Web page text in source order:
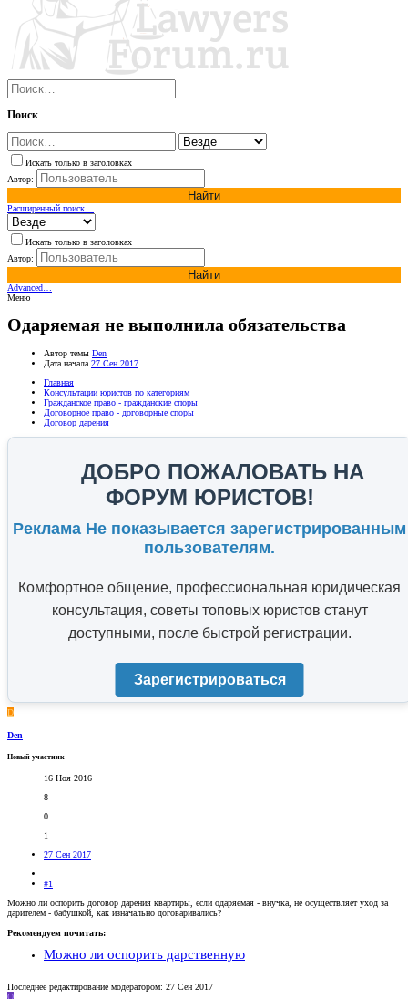
Поиск
Искать только в заголовках
Автор:
Найти
Расширенный поиск…
Искать только в заголовках
Автор:
Найти
Advanced…
Меню
Одаряемая не выполнила обязательства
Автор темы Den
Дата начала 27 Сен 2017
Главная
Консультации юристов по категориям
Гражданское право - гражданские споры
Договорное право - договорные споры
Договор дарения
ДОБРО ПОЖАЛОВАТЬ НА
ФОРУМ ЮРИСТОВ!
Реклама Не показывается зарегистрированным
пользователям.
Комфортное общение, профессиональная юридическая
консультация, советы топовых юристов станут
доступными, после быстрой регистрации.
Зарегистрироваться
D
Den
Новый участник
16 Ноя 2016
8
0
1
27 Сен 2017
#1
Можно ли оспорить договор дарения квартиры, если одаряемая - внучка, не осуществляет уход за
дарителем - бабушкой, как изначально договаривались?
Рекомендуем почитать:
Можно ли оспорить дарственную
Последнее редактирование модератором: 27 Сен 2017